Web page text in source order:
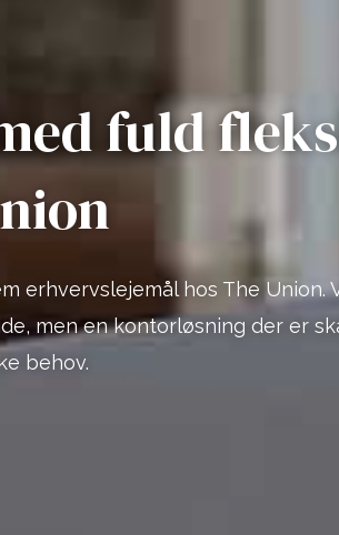
fuld
erhvervslejemål hos The Union.
men en kontorløsning der er
behov.